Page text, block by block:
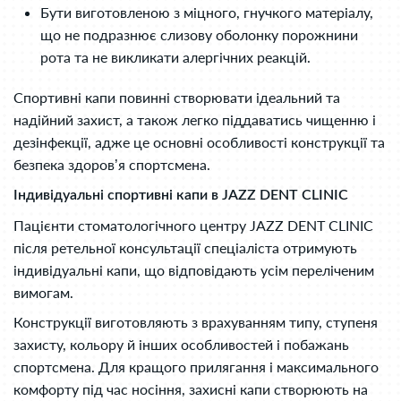
Бути виготовленою з міцного, гнучкого матеріалу,
що не подразнює слизову оболонку порожнини
рота та не викликати алергічних реакцій.
Спортивні капи повинні створювати ідеальний та
надійний захист, а також легко піддаватись чищенню і
дезінфекції, адже це основні особливості конструкції та
безпека здоров’я спортсмена.
Індивідуальні спортивні капи в JAZZ DENT CL INIC
Пацієнти стоматологічного центру JAZZ DENT CLINIC
після ретельної консультації спеціаліста отримують
індивідуальні капи, що відповідають усім переліченим
вимогам.
Конструкції виготовляють з врахуванням типу, ступеня
захисту, кольору й інших особливостей і побажань
спортсмена. Для кращого прилягання і максимального
комфорту під час носіння, захисні капи створюють на